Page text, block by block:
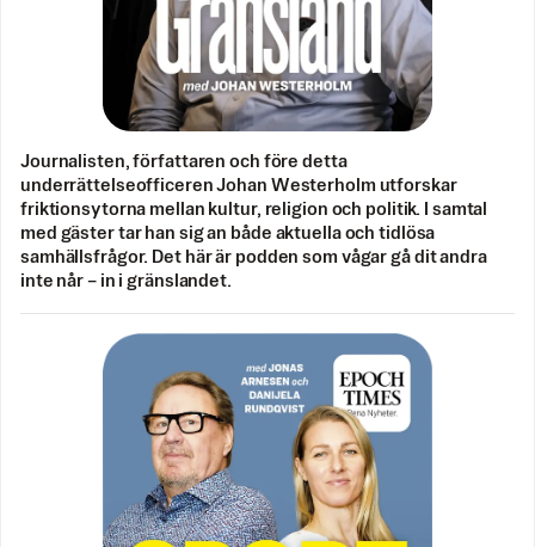
Journalisten, författaren och före detta
underrättelseofficeren Johan Westerholm utforskar
friktionsytorna mellan kultur, religion och politik. I samtal
med gäster tar han sig an både aktuella och tidlösa
samhällsfrågor. Det här är podden som vågar gå dit andra
inte når – in i gränslandet.